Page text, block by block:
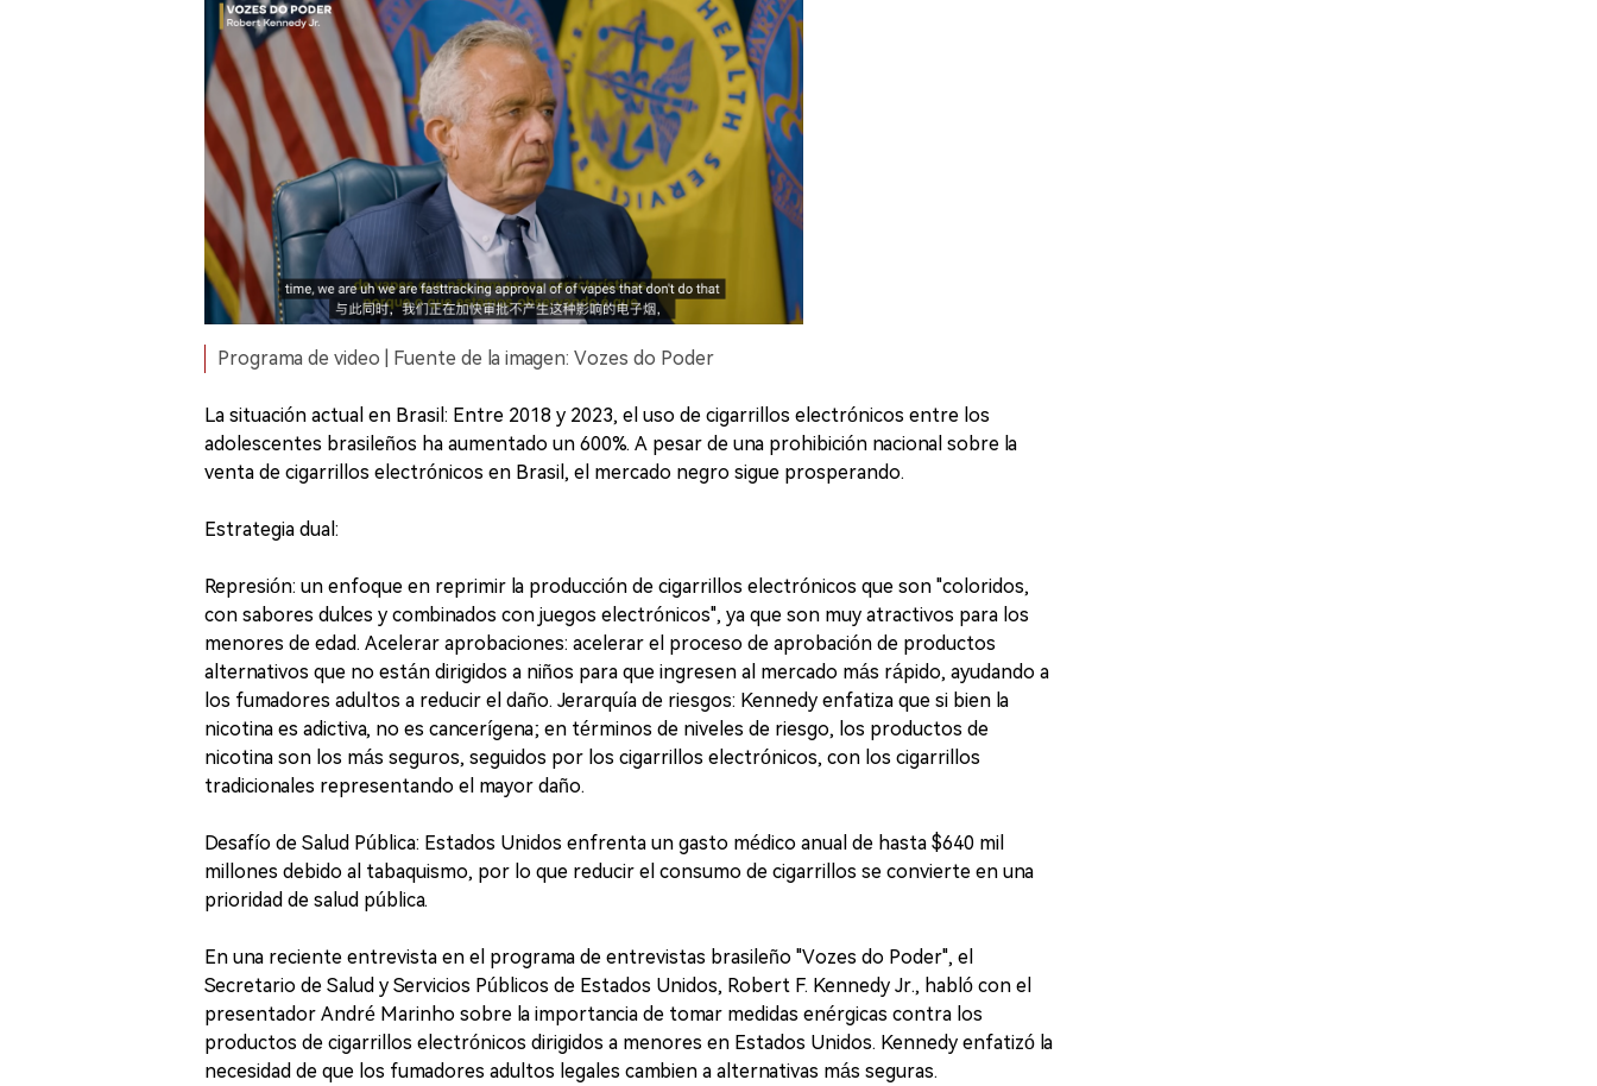
Programa de video | Fuente de la imagen: Vozes do Poder
La situación actual en Brasil: Entre 2018 y 2023, el uso de cigarrillos electrónicos entre los
adolescentes brasileños ha aumentado un 600%. A pesar de una prohibición nacional sobre la
venta de cigarrillos electrónicos en Brasil, el mercado negro sigue prosperando.
Estrategia dual:
Represión: un enfoque en reprimir la producción de cigarrillos electrónicos que son "coloridos,
con sabores dulces y combinados con juegos electrónicos", ya que son muy atractivos para los
menores de edad. Acelerar aprobaciones: acelerar el proceso de aprobación de productos
alternativos que no están dirigidos a niños para que ingresen al mercado más rápido, ayudando a
los fumadores adultos a reducir el daño. Jerarquía de riesgos: Kennedy enfatiza que si bien la
nicotina es adictiva, no es cancerígena; en términos de niveles de riesgo, los productos de
nicotina son los más seguros, seguidos por los cigarrillos electrónicos, con los cigarrillos
tradicionales representando el mayor daño.
Desafío de Salud Pública: Estados Unidos enfrenta un gasto médico anual de hasta $640 mil
millones debido al tabaquismo, por lo que reducir el consumo de cigarrillos se convierte en una
prioridad de salud pública.
En una reciente entrevista en el programa de entrevistas brasileño "Vozes do Poder", el
Secretario de Salud y Servicios Públicos de Estados Unidos, Robert F. Kennedy Jr., habló con el
presentador André Marinho sobre la importancia de tomar medidas enérgicas contra los
productos de cigarrillos electrónicos dirigidos a menores en Estados Unidos. Kennedy enfatizó la
necesidad de que los fumadores adultos legales cambien a alternativas más seguras.